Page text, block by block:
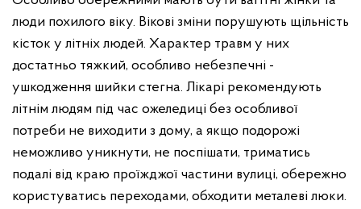
люди похилого віку. Вікові зміни порушують щільність
кісток у літніх людей. Характер травм у них
достатньо тяжкий, особливо небезпечні -
ушкодження шийки стегна. Лікарі рекомендують
літнім людям під час ожеледиці без особливої
потреби не виходити з дому, а якщо подорожі
неможливо уникнути, не поспішати, триматись
подалі від краю проїжджої частини вулиці, обережно
користуватись переходами, обходити металеві люки.